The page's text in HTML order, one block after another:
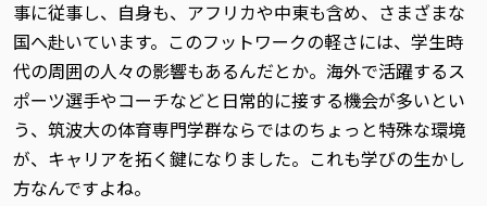
事に従事し、自身も、アフリカや中東も含め、さまざまな
国へ赴いています。このフットワークの軽さには、学生時
代の周囲の人々の影響もあるんだとか。海外で活躍するス
ポーツ選手やコーチなどと日常的に接する機会が多いとい
う、筑波大の体育専門学群ならではのちょっと特殊な環境
が、キャリアを拓く鍵になりました。これも学びの生かし
方なんですよね。